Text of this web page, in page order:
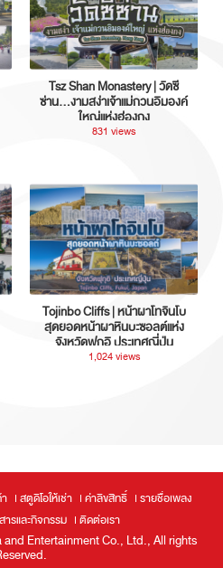
Tsz Shan Monastery | วัดซี
ซ่าน…งามสง่าเจ้าแม่กวนอิมองค์
ใหญ่แห่งฮ่องกง
831 views
Tojinbo Cliffs | หน้าผาโทจินโบ
สุดยอดหน้าผาหินบะซอลต์แห่ง
จังหวัดฟุกุอิ ประเทศญี่ปุ่น
1,024 views
สตูดิโอให้เช่า ค่าลิขสิทธิ์
รายชื่อเพลง
ารและกิจกรรม ติดต่อเรา
Entertainment Co., Ltd., All rights